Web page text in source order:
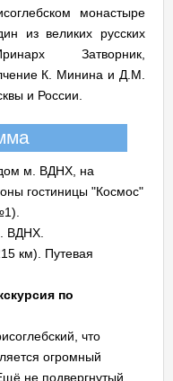
монастыре
из великих русских
Затворник,
К. Минина и Д.М.
и России.
м. ВДНХ, на
гостиницы "Космос"
ВДНХ.
км). Путевая
по
что
огромный
не подвергнутый